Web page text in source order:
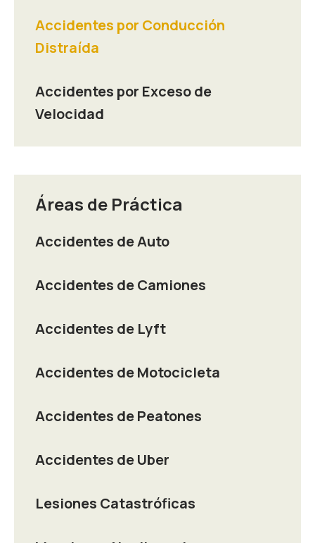
Accidentes por Conducción
Distraída
Accidentes por Exceso de
Velocidad
Áreas de Práctica
Accidentes de Auto
Accidentes de Camiones
Accidentes de Lyft
Accidentes de Motocicleta
Accidentes de Peatones
Accidentes de Uber
Lesiones Catastróficas